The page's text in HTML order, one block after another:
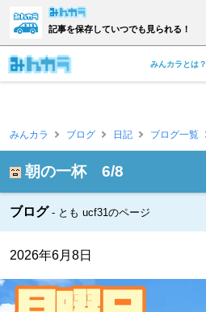
記事を保存していつでも見られる！
みんカラとは？
みんカラ ブログ 日記 ブログ一覧
朝の一杯 6/8
ブログ とも ucf31のページ
2026年6月8日